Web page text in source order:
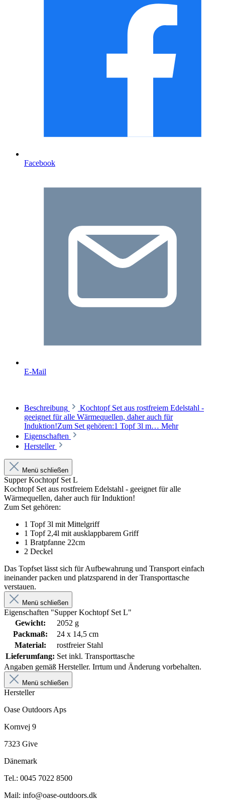
Facebook
E-Mail
Beschreibung
Kochtopf Set aus rostfreiem Edelstahl -
geeignet für alle Wärmequellen, daher auch für
Induktion!Zum Set gehören:1 Topf 3l m… Mehr
Eigenschaften
Hersteller
Menü schließen
Supper Kochtopf Set L
Kochtopf Set aus rostfreiem Edelstahl - geeignet für alle
Wärmequellen, daher auch für Induktion!
Zum Set gehören:
1 Topf 3l mit Mittelgriff
1 Topf 2,4l mit ausklappbarem Griff
1 Bratpfanne 22cm
2 Deckel
Das Topfset lässt sich für Aufbewahrung und Transport einfach
ineinander packen und platzsparend in der Transporttasche
verstauen.
Menü schließen
Eigenschaften "Supper Kochtopf Set L"
Gewicht:
2052 g
Packmaß:
24 x 14,5 cm
Material:
rostfreier Stahl
Lieferumfang: Set inkl. Transporttasche
Angaben gemäß Hersteller. Irrtum und Änderung vorbehalten.
Menü schließen
Hersteller
Oase Outdoors Aps
Kornvej 9
7323 Give
Dänemark
Tel.: 0045 7022 8500
Mail: info@oase-outdoors.dk